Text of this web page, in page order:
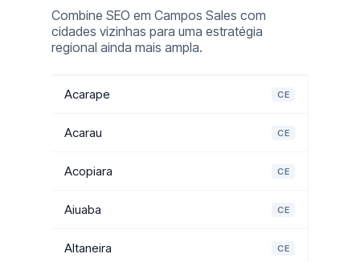
Combine SEO em Campos Sales com
cidades vizinhas para uma estratégia
regional ainda mais ampla.
Acarape CE
Acarau CE
Acopiara CE
Aiuaba CE
Altaneira CE